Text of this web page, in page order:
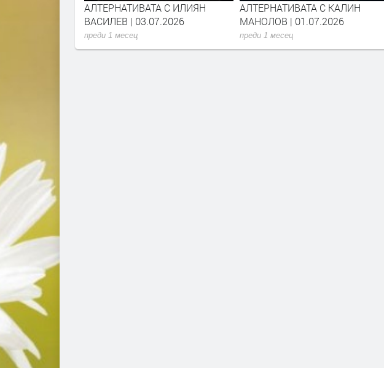
АЛТЕРНАТИВАТА С ИЛИЯН
ВАСИЛЕВ | 03.07.2026
преди 1 месец
АЛТЕРНАТИВАТА С КАЛИН
МАНОЛОВ | 01.07.2026
преди 1 месец